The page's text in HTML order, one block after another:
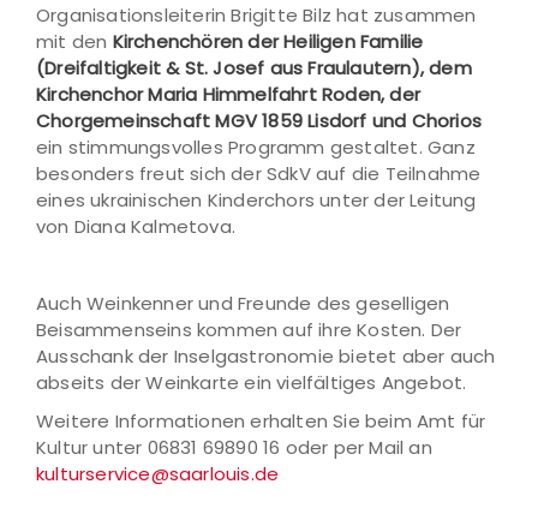
Organisationsleiterin Brigitte Bilz hat zusammen
mit den Kirchenchören der Heiligen Familie
(Dreifaltigkeit & St. Josef aus Fraulautern), dem
Kirchenchor Maria Himmelfahrt Roden, der
Chorgemeinschaft MGV 1859 Lisdorf und Chorios
ein stimmungsvolles Programm gestaltet. Ganz
besonders freut sich der SdkV auf die Teilnahme
eines ukrainischen Kinderchors unter der Leitung
von Diana Kalmetova.
Auch Weinkenner und Freunde des geselligen
Beisammenseins kommen auf ihre Kosten. Der
Ausschank der Inselgastronomie bietet aber auch
abseits der Weinkarte ein vielfältiges Angebot.
Weitere Informationen erhalten Sie beim Amt für
Kultur unter 06831 69890 16 oder per Mail an
kulturservice@saarlouis.de